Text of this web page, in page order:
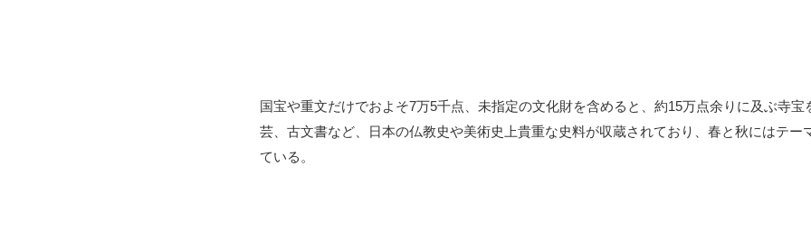
国宝や重文だけでおよそ7万5千点、未指定の文化財を含めると、約15万点余りに及ぶ寺
芸、古文書など、日本の仏教史や美術史上貴重な史料が収蔵されており、春と秋にはテー
ている。